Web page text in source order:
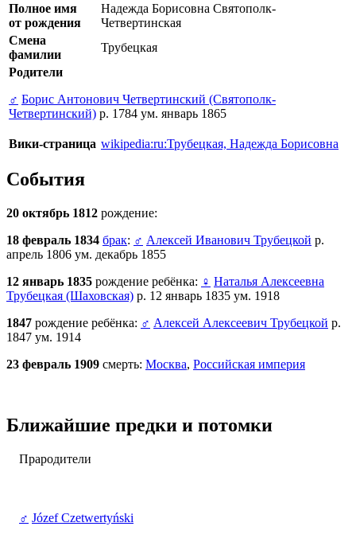
Полное имя
от рождения
Надежда Борисовна Святополк-
Четвертинская
Смена
фамилии
Трубецкая
Родители
♂ Борис Антонович Четвертинский (Святополк-
Четвертинский) р. 1784 ум. январь 1865
Вики-страница wikipedia:ru:Трубецкая, Надежда Борисовна
События
20 октябрь 1812 рождение:
18 февраль 1834 брак: ♂ Алексей Иванович Трубецкой р.
апрель 1806 ум. декабрь 1855
12 январь 1835 рождение ребёнка: ♀ Наталья Алексеевна
Трубецкая (Шаховская) р. 12 январь 1835 ум. 1918
1847 рождение ребёнка: ♂ Алексей Алексеевич Трубецкой р.
1847 ум. 1914
23 февраль 1909 смерть: Москва, Российская империя
Ближайшие предки и потомки
Прародители
♂ Józef Czetwertyński